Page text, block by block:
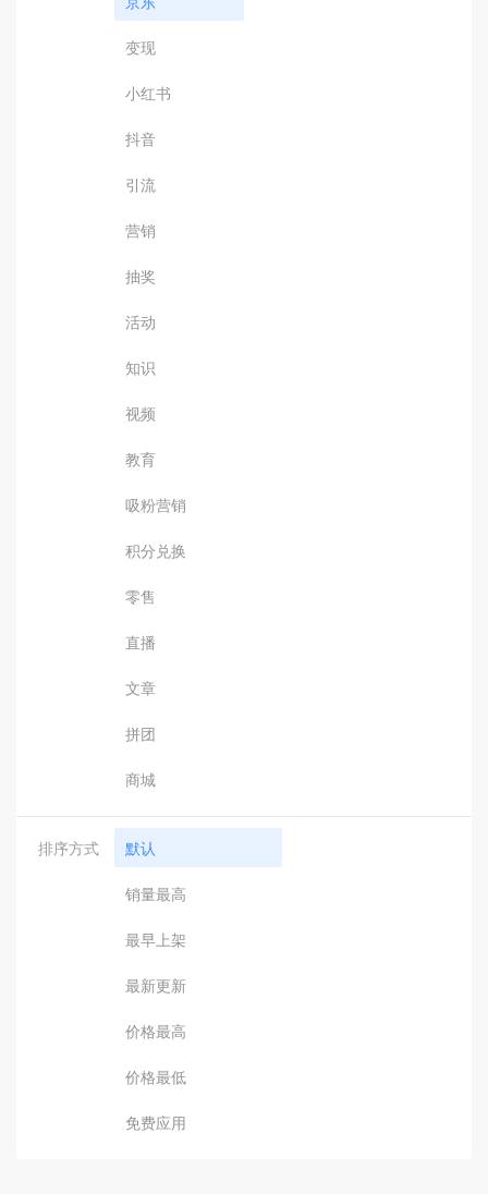
变现
小红书
抖音
引流
营销
抽奖
活动
知识
视频
教育
吸粉营销
积分兑换
零售
直播
文章
拼团
商城
排序方式 默认
销量最高
最早上架
最新更新
价格最高
价格最低
免费应用